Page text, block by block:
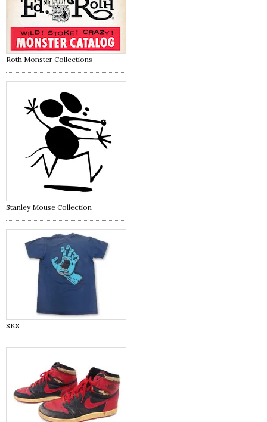
Roth Monster Collections
Stanley Mouse Collection
SK8